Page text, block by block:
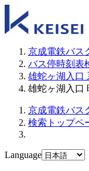
京成電鉄バス
バス停時刻表
雄蛇ヶ湖入口
雄蛇ヶ湖入口
京成電鉄バス
検索トップペ
Language